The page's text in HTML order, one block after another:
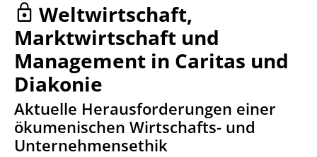
Weltwirtschaft,
Marktwirtschaft und
Management in Caritas und
Diakonie
:
Aktuelle Herausforderungen einer
ökumenischen Wirtschafts- und
Unternehmensethik